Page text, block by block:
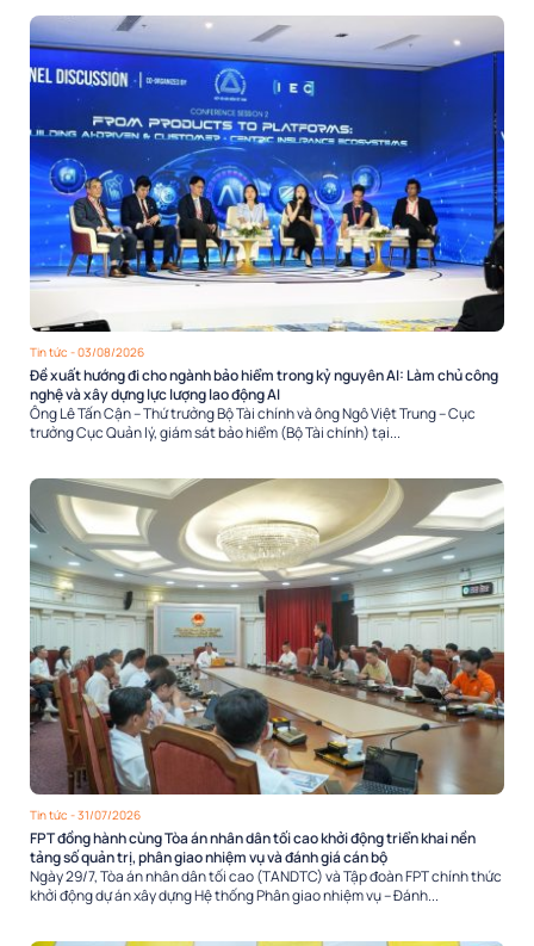
Tin tức - 03/08/2026
Đề xuất hướng đi cho ngành bảo hiểm trong kỷ nguyên AI: Làm chủ công
nghệ và xây dựng lực lượng lao động AI
Ông Lê Tấn Cận – Thứ trưởng Bộ Tài chính và ông Ngô Việt Trung – Cục
trưởng Cục Quản lý, giám sát bảo hiểm (Bộ Tài chính) tại...
Tin tức - 31/07/2026
FPT đồng hành cùng Tòa án nhân dân tối cao khởi động triển khai nền
tảng số quản trị, phân giao nhiệm vụ và đánh giá cán bộ
Ngày 29/7, Tòa án nhân dân tối cao (TANDTC) và Tập đoàn FPT chính thức
khởi động dự án xây dựng Hệ thống Phân giao nhiệm vụ – Đánh...